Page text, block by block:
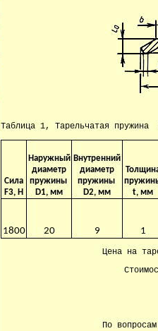
Таблица 1, Тарельчатая пружина
Сила
F3, H
Наружный
диаметр
пружины
D1, мм
Внутренний
диаметр
пружины
D2, мм
t, мм
1800 20 9 1
Цена на
По